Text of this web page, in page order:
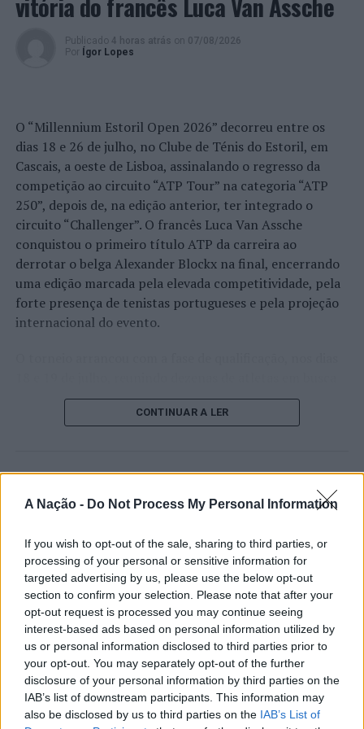
A Nação - Do Not Process My Personal Information
If you wish to opt-out of the sale, sharing to third parties, or
processing of your personal or sensitive information for
targeted advertising by us, please use the below opt-out
section to confirm your selection. Please note that after your
opt-out request is processed you may continue seeing
interest-based ads based on personal information utilized by
us or personal information disclosed to third parties prior to
your opt-out. You may separately opt-out of the further
disclosure of your personal information by third parties on the
IAB’s list of downstream participants. This information may
also be disclosed by us to third parties on the IAB’s List of
A ação no QS europeu regressa em agosto, de 10 a 14,
com mais um QS1000, desta vez em Newquay, no Reino
agosto, e mais um QS3000 nos Açores, em outubro.
Depois, o circuito prossegue na primeira metade de
2023 para definir os 9 surfistas masculinos e 5 surfistas
femininas que se apuram para asChallenger Series2023.
Algo que Teresa Bonvalot pode nem precisar, uma vez
que está dentro do top 5 das Challenger Series2022 e a
lutar pela qualificação para oWorld Tourde 2023.
Foto: WSL.
Sintra: Situação de alerta mantém perímetro florestal
encerrado até 19 de julho
Publicado 4 horas atrás on 07/08/2026
Por
Ígor Lopes
O “Millennium Estoril Open 2026” decorreu entre os
dias 18 e 26 de julho, no Clube de Ténis do Estoril, em
Cascais, a oeste de Lisboa, assinalando o regresso da
competição ao circuito “ATP Tour” na categoria “ATP
250”, depois de, na edição anterior, ter integrado o
circuito “Challenger”. O francês Luca Van Assche
conquistou o primeiro título ATP da carreira ao
derrotar o belga Alexander Blockx na final, encerrando
uma edição marcada pela elevada competitividade, pela
forte presença de tenistas portugueses e pela projeção
internacional do evento.
de um lugar no quadro principal. A cerimónia de
abertura contou com a presença do presidente da
início de uma competição que voltou a colocar o
concelho no centro do calendário internacional do
ténis.
Apesar das desistências de última hora de jogadores
como Casper Ruud (Noruega), Alejandro Davidovich
Fokina (Espanha) e Matteo Arnaldi (Itália), a prova
apresentou um quadro competitivo de elevado nível,
liderado pelo russo Andrey Rublev, primeiro cabeça de
série, pelo italiano Luciano Darderi, pelo chileno
Alejandro Tabilo e pelo belga Alexander Blockx.
Um dos momentos mais aguardados da semana foi
também o regresso do suíço Stan Wawrinka ao Estoril,
CONTINUAR A LER
Castelo Branco: “Bienal
Internacional de Artes e Ofícios”
promete afirmar artesanato,
património e inovação como
“motores de desenvolvimento
económico e cultural” do município
português
Publicado 10 horas atrás on 07/08/2026
Por Ígor Lopes